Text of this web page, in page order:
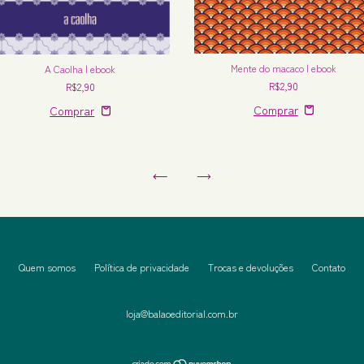
A Caolha | ebook
R$2,90
Mente do macaco | ebook
R$2,90
Quem somos Política de privacidade Trocas e devoluções Contato
loja@balaoeditorial.com.br